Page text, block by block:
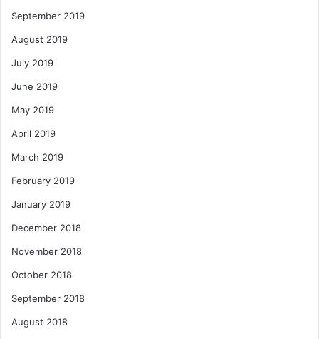
September 2019
August 2019
July 2019
June 2019
May 2019
April 2019
March 2019
February 2019
January 2019
December 2018
November 2018
October 2018
September 2018
August 2018